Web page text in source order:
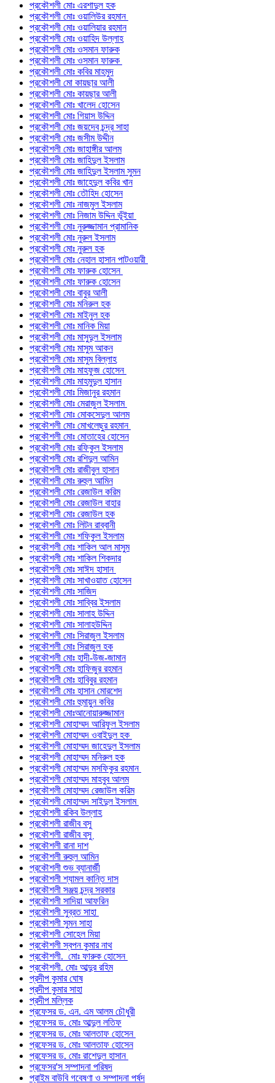
প্রকৌশলী মোঃ এরশাদুল হক
প্রকৌশলী মোঃ ওয়ালিউর রহমান
প্রকৌশলী মোঃ ওয়ালিয়ার রহমান
প্রকৌশলী মোঃ ওয়াহিদ উল্লাহ
প্রকৌশলী মোঃ ওসমান ফারুক
প্রকৌশলী মোঃ ওসমান ফারুক
প্রকৌশলী মোঃ কবির মাহমুদ
প্রকৌশলী মো কায়ছার আলী
প্রকৌশলী মোঃ কায়ছার আলী
প্রকৌশলী মোঃ খালেদ হোসেন
প্রকৌশলী মোঃ গিয়াস উদ্দিন
প্রকৌশলী মোঃ জয়দেব চন্দ্র সাহা
প্রকৌশলী মোঃ জসীম উদ্দীন
প্রকৌশলী মোঃ জাহাঙ্গীর আলম
প্রকৌশলী মোঃ জাহিদুল ইসলাম
প্রকৌশলী মোঃ জাহিদুল ইসলাম সুমন
প্রকৌশলী মোঃ জাহেদুল কবির খান
প্রকৌশলী মোঃ তৌহিদ হোসেন
প্রকৌশলী মোঃ নাজমুল ইসলাম
প্রকৌশলী মোঃ নিজাম উদ্দিন ভূঁইয়া
প্রকৌশলী মোঃ নুরুজ্জামান প্রামানিক
প্রকৌশলী মোঃ নুরুল ইসলাম
প্রকৌশলী মোঃ নুরুল হক
প্রকৌশলী মোঃ নেহাল হাসান পাটওয়ারী
প্রকৌশলী মোঃ ফারুক হোসেন
প্রকৌশলী মোঃ ফারুক হোসেন
প্রকৌশলী মোঃ বাবুর আলী
প্রকৌশলী মোঃ মনিরুল হক
প্রকৌশলী মোঃ মাইনুল হক
প্রকৌশলী মোঃ মানিক মিয়া
প্রকৌশলী মোঃ মাসুদুল ইসলাম
প্রকৌশলী মোঃ মাসুম আকন
প্রকৌশলী মোঃ মাসুম বিল্লাহ
প্রকৌশলী মোঃ মাহফুজ হোসেন
প্রকৌশলী মোঃ মাহমুদুল হাসান
প্রকৌশলী মোঃ মিজানুর রহমান
প্রকৌশলী মোঃ মেরাজুল ইসলাম
প্রকৌশলী মোঃ মোকসেদুল আলম
প্রকৌশলী মোঃ মোখলেছুর রহমান
প্রকৌশলী মোঃ মোতাহের হোসেন
প্রকৌশলী মোঃ রফিকুল ইসলাম
প্রকৌশলী মোঃ রশিদুল আমিন
প্রকৌশলী মোঃ রাজীবুল হাসান
প্রকৌশলী মোঃ রুহুল আমিন
প্রকৌশলী মোঃ রেজাউল করিম
প্রকৌশলী মোঃ রেজাউল বাহার
প্রকৌশলী মোঃ রেজাউল হক
প্রকৌশলী মোঃ লিটন রাব্বানী
প্রকৌশলী মোঃ শফিকুল ইসলাম
প্রকৌশলী মোঃ শাকিল আল মাসুম
প্রকৌশলী মোঃ শাকিল শিকদার
প্রকৌশলী মোঃ সাঈদ হাসান
প্রকৌশলী মোঃ সাখাওয়াত হোসেন
প্রকৌশলী মোঃ সাজিদ
প্রকৌশলী মোঃ সাব্বির ইসলাম
প্রকৌশলী মোঃ সালাহ উদ্দিন
প্রকৌশলী মোঃ সালাহউদ্দিন
প্রকৌশলী মোঃ সিরাজুল ইসলাম
প্রকৌশলী মোঃ সিরাজুল হক
প্রকৌশলী মোঃ হাদী-উজ-জামান
প্রকৌশলী মোঃ হাফিজুর রহমান
প্রকৌশলী মোঃ হাবিবুর রহমান
প্রকৌশলী মোঃ হাসান মোরশেদ
প্রকৌশলী মোঃ হুমায়ুন কবির
প্রকৌশলী মোঃআনোয়ারুজ্জামান
প্রকৌশলী মোহাম্মদ আরিফুল ইসলাম
প্রকৌশলী মোহাম্মদ ওবাইদুল হক
প্রকৌশলী মোহাম্মদ জাহেদুল ইসলাম
প্রকৌশলী মোহাম্মদ মনিরুল হক
প্রকৌশলী মোহাম্মদ মসফিকুর রহমান
প্রকৌশলী মোহাম্মদ মাহবুব আলম
প্রকৌশলী মোহাম্মদ রেজাউল করিম
প্রকৌশলী মোহাম্মদ সাইদুল ইসলাম
প্রকৌশলী রকিব উল্লাহ
প্রকৌশলী রাজীব বসু
প্রকৌশলী রাজীব বসু
প্রকৌশলী রানা দাশ
প্রকৌশলী রুহুল আমিন
প্রকৌশলী শুভ ব্যানার্জী
প্রকৌশলী শ্যামল কান্তি দাস
প্রকৌশলী সঞ্জয় চন্দ্র সরকার
প্রকৌশলী সাদিয়া আফরিন
প্রকৌশলী সুব্রত সাহা
প্রকৌশলী সুমন সাহা
প্রকৌশলী সোহেল মিয়া
প্রকৌশলী স্বপন কুমার নাথ
প্রকৌশলী. মোঃ ফারুক হোসেন
প্রকৌশলী. মোঃ আব্দুর রহিম
প্রদীপ কুমার ঘোষ
প্রদীপ কুমার সাহা
প্রদীপ মল্লিক
প্রফেসর ড. এন. এম আলম চৌধুরী
প্রফেসর ড. মোঃ আব্দুল লতিফ
প্রফেসর ড. মোঃ আলতাফ হোসেন
প্রফেসর ড. মোঃ আলতাফ হোসেন
প্রফেসর ড. মোঃ রাশেদুল হাসান
প্রফেসর'স সম্পাদনা পরিষদ
প্রাইম বাউবি গবেষণা ও সম্পাদনা পর্ষদ